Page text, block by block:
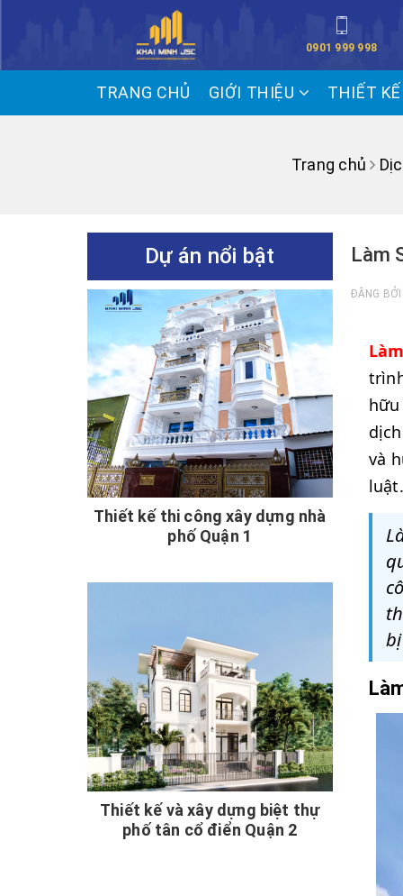
0901 999 998
TRANG CHỦ GIỚI THIỆU THIẾT KẾ
Trang chủ
Làm
ĐĂNG BỞI
và
luật.
Dự án nổi bật
Thiết kế thi công xây dựng nhà
phố Quận 1
Thiết kế và xây dựng biệt thự
phố tân cổ điển Quận 2